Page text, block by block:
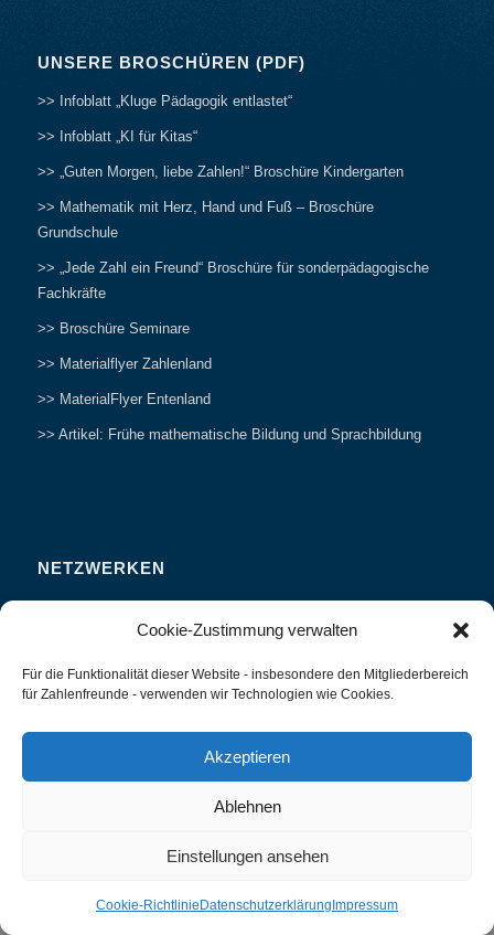
Cookie-Zustimmung verwalten
Für die Funktionalität dieser Website - insbesondere den Mitgliederbereich
für Zahlenfreunde - verwenden wir Technologien wie Cookies.
Akzeptieren
Ablehnen
Einstellungen ansehen
Cookie-Richtlinie Datenschutzerklärung Impressum
UNSERE BROSCHÜREN (PDF)
>> Infoblatt „Kluge Pädagogik entlastet“
>> Infoblatt „KI für Kitas“
>> „Guten Morgen, liebe Zahlen!“ Broschüre Kindergarten
>> Mathematik mit Herz, Hand und Fuß – Broschüre
Grundschule
>> „Jede Zahl ein Freund“ Broschüre für sonderpädagogische
Fachkräfte
>> Broschüre Seminare
>> Materialflyer Zahlenland
>> MaterialFlyer Entenland
>> Artikel: Frühe mathematische Bildung und Sprachbildung
NETZWERKEN
Studieren
Interviews und Erfahrungsberichte